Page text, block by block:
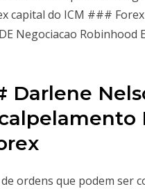
capital do ICM ###
Negociacao Robinhood
Darlene
ordens que podem ser